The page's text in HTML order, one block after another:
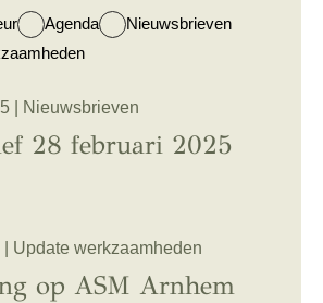
Agenda
Nieuwsbrieven
| Nieuwsbrieven
28 februari 2025
Update werkzaamheden
op ASM Arnhem